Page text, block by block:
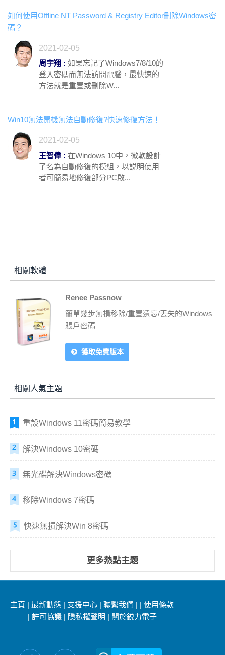
如何使用Offline NT Password & Registry Editor刪除Windows密
碼？
2021-02-05
周宇翔 : 如果忘記了Windows7/8/10的
登入密碼而無法訪問電腦，最快速的
方法就是重置或刪除W...
Win10無法開機無法自動修復?快速修復方法！
2021-02-05
王智偉 : 在Windows 10中，微軟設計
了名為自動修復的模組，以説明使用
者可簡易地修復部分PC啟...
相關軟體
Renee Passnow
簡單幾步無損移除/重置遺忘/丟失的Windows
賬戶密碼
獲取免費版本
相關人氣主題
重設Windows 11密碼簡易教學
解決Windows 10密碼
無光碟解決Windows密碼
移除Windows 7密碼
快速無損解決Win 8密碼
更多熱點主題
主頁 |最新動態 | 支援中心 |聯繫我們 | |使用條款
| 許可協議| 隱私權聲明 | 關於鋭力電子